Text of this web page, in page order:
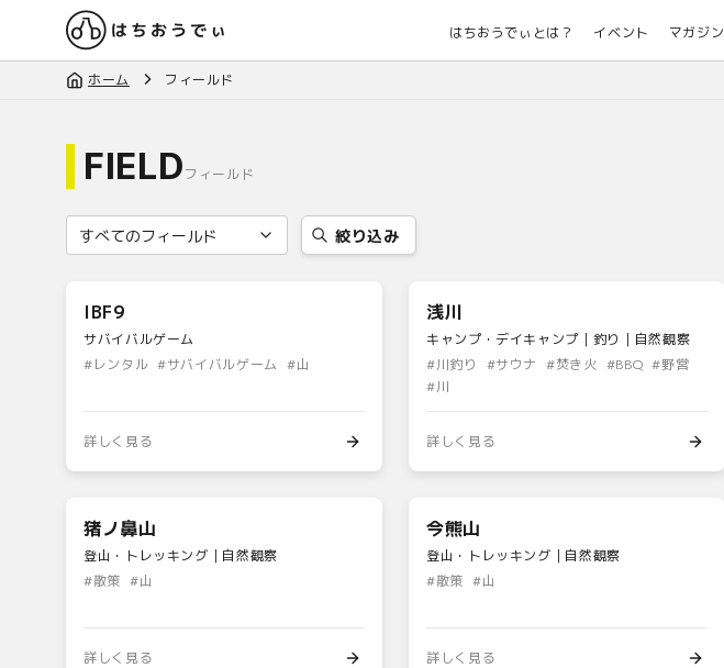
はちおうでぃとは？ イベント マガジン
ホーム
フィールド
FIELDフィールド
絞り込み
IBF9
サバイバルゲーム
#レンタル #サバイバルゲーム #山
詳しく見る
浅川
キャンプ・デイキャンプ｜釣り｜自然観察
#川釣り #サウナ #焚き火 #BBQ #野営
#川
詳しく見る
猪ノ鼻山
登山・トレッキング｜自然観察
#散策 #山
詳しく見る
今熊山
登山・トレッキング｜自然観察
#散策 #山
詳しく見る